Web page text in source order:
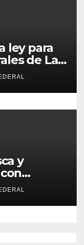
ley para
de La
y
para el